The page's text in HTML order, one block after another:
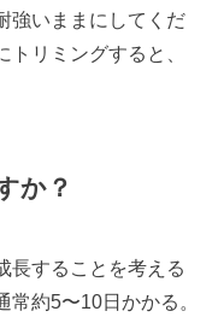
強いままにしてくだ
リミングすると、
か？
長することを考える
約5〜10日かかる。